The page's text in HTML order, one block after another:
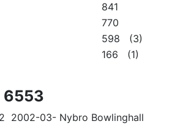
841
770
598 (3)
166 (1)
6553
2002-03- Nybro Bowlinghall